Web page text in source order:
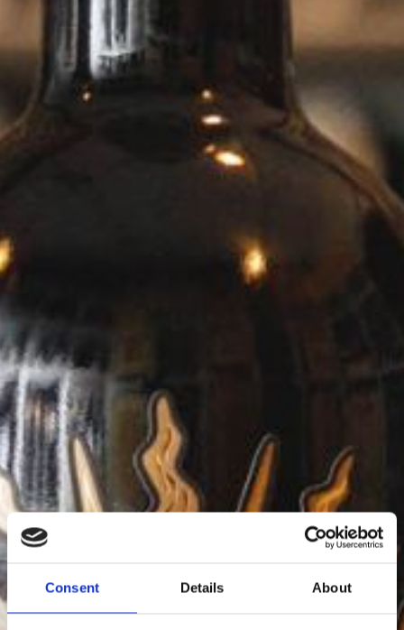
Consent Details About